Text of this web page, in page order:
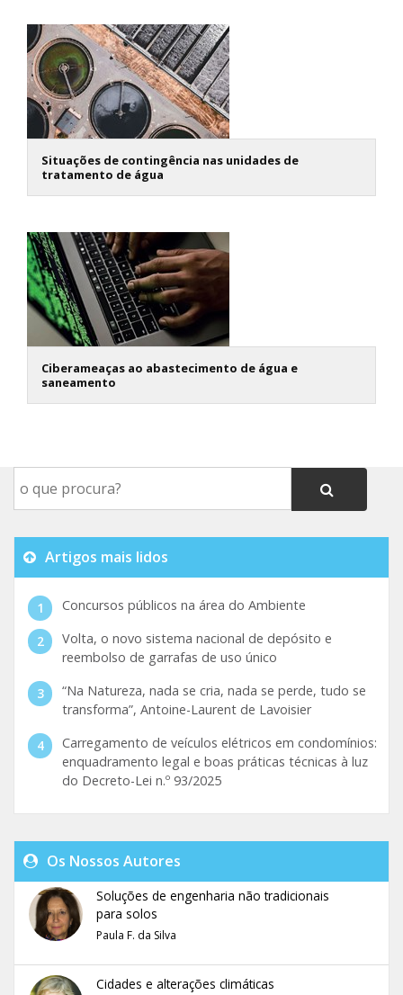
Situações de contingência nas unidades de
tratamento de água
Ciberameaças ao abastecimento de água e
saneamento
Artigos mais lidos
Concursos públicos na área do Ambiente
Volta, o novo sistema nacional de depósito e
reembolso de garrafas de uso único
“Na Natureza, nada se cria, nada se perde, tudo se
transforma”, Antoine-Laurent de Lavoisier
Carregamento de veículos elétricos em condomínios:
enquadramento legal e boas práticas técnicas à luz
do Decreto-Lei n.º 93/2025
Os Nossos Autores
Soluções de engenharia não tradicionais
para solos
Paula F. da Silva
Cidades e alterações climáticas